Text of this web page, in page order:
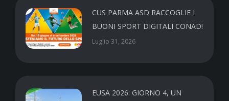
CUS PARMA ASD RACCOGLIE I
BUONI SPORT DIGITALI CONAD!
Luglio 31, 2026
EUSA 2026: GIORNO 4, UN